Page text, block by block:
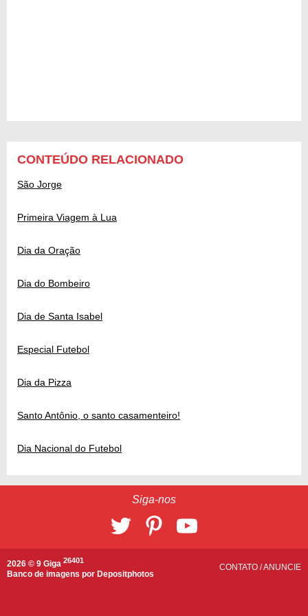
CONTEÚDO RELACIONADO
São Jorge
Primeira Viagem à Lua
Dia da Oração
Dia do Bombeiro
Dia de Santa Isabel
Especial Futebol
Dia da Pizza
Santo Antônio, o santo casamenteiro!
Dia Nacional do Futebol
Siga-nos
2026 © 9 Giga 26401
Banco de imagens por Depositphotos
CONTATO /ANUNCIE